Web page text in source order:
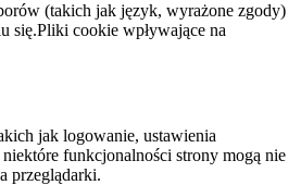
(takich jak język, wyrażone zgody)
się.Pliki cookie wpływające na
jak logowanie, ustawienia
funkcjonalności strony mogą nie
przeglądarki.